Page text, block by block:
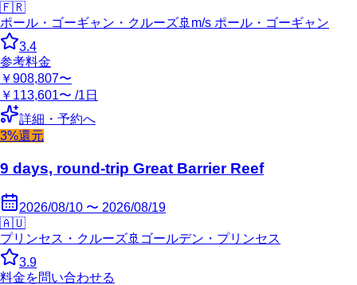
🇫🇷
ポール・ゴーギャン・クルーズ🚢 m/s ポール・ゴーギャン
3.4
参考料金
￥908,807〜
￥113,601〜 /1日
詳細・予約へ
3%還元
9 days, round-trip Great Barrier Reef
2026/08/10 〜 2026/08/19
🇦🇺
プリンセス・クルーズ🚢 ゴールデン・プリンセス
3.9
料金を問い合わせる